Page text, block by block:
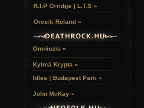
R.I.P Orridge | L.T.S »
Orcsik Roland »
Omniozis »
Kylmä Krypta »
Idles | Budapest Park »
John McKay »